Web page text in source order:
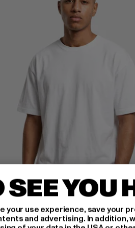
YOU
your use experience, save your
and advertising. In addition,